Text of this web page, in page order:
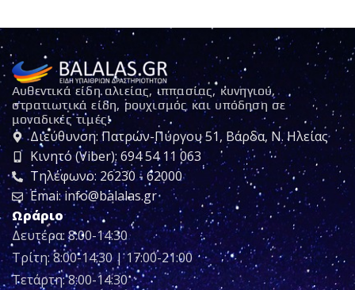
Αυθεντικά είδη αλιείας, ιππασίας, κυνηγιού,
στρατιωτικά είδη, ρουχισμός και υπόδηση σε
μοναδικές τιμές!
Διεύθυνση: Πατρών-Πύργου 51, Βάρδα, Ν. Ηλείας
Κινητό (Viber): 694 54 11 063
Τηλέφωνο: 26230 - 62000
Emai: info@balalas.gr
Ωράριο
Δευτέρα: 8:00-14:30
Τρίτη: 8:00-14:30 | 17:00-21:00
Τετάρτη: 8:00-14:30